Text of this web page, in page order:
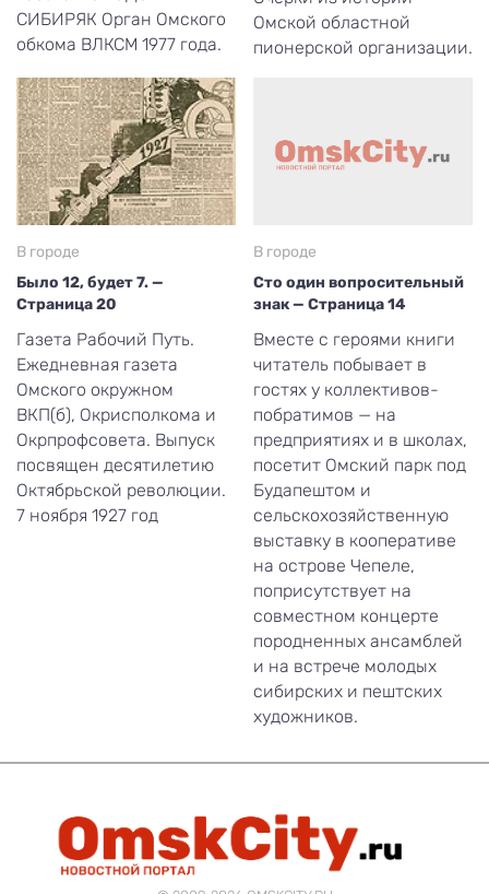
СИБИРЯК Орган Омского
обкома ВЛКСМ 1977 года.
Омской областной
пионерской организации.
В городе
Было 12, будет 7. —
Страница 20
Газета Рабочий Путь.
Ежедневная газета
Омского окружном
ВКП(б), Окрисполкома и
Окрпрофсовета. Выпуск
посвящен десятилетию
Октябрьской революции.
7 ноября 1927 год
В городе
Сто один вопросительный
знак — Страница 14
Вместе с героями книги
читатель побывает в
гостях у коллективов-
побратимов — на
предприятиях и в школах,
посетит Омский парк под
Будапештом и
сельскохозяйственную
выставку в кооперативе
на острове Чепеле,
поприсутствует на
совместном концерте
породненных ансамблей
и на встрече молодых
сибирских и пештских
художников.